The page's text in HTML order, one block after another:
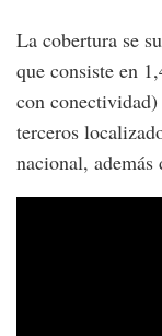
La cobertura se
que consiste en
con
terceros
nacional, además